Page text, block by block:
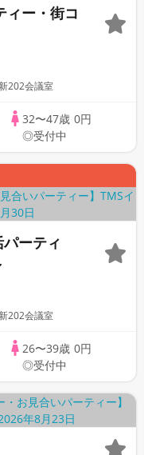
ィー・街コ
202会議室
32〜47歳 0円
◎受付中
パーティ
202会議室
26〜39歳 0円
◎受付中